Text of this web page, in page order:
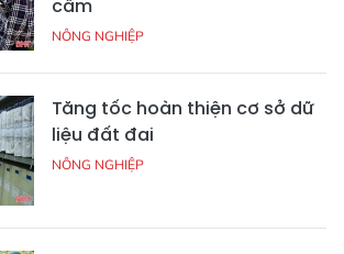
cầm
NÔNG NGHIỆP
Tăng tốc hoàn thiện cơ sở dữ
liệu đất đai
NÔNG NGHIỆP